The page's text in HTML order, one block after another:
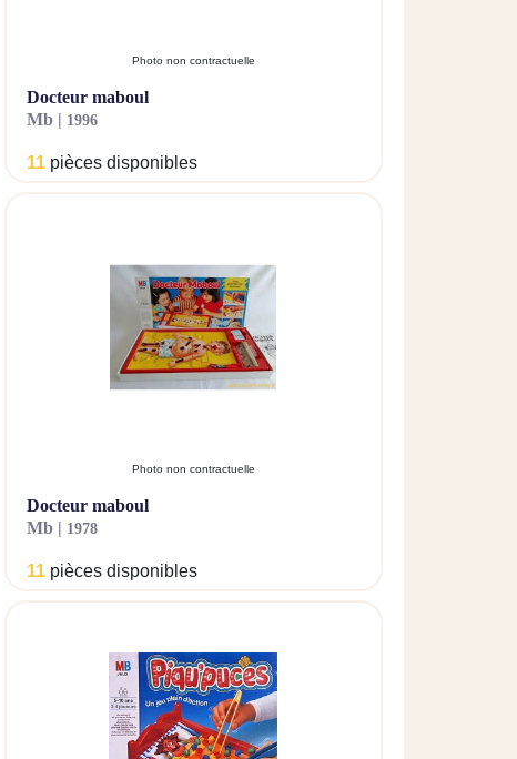
Photo non contractuelle
docteur maboul
mb | 1996
11 pièces disponibles
Photo non contractuelle
docteur maboul
mb | 1978
11 pièces disponibles